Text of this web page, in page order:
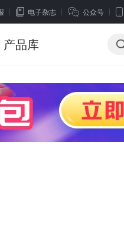
电子杂志 公众号
产品库